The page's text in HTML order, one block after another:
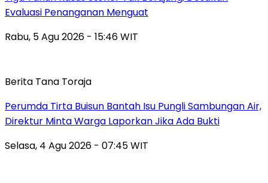
Evaluasi Penanganan Menguat
Rabu, 5 Agu 2026 - 15:46 WIT
Berita Tana Toraja
Perumda Tirta Buisun Bantah Isu Pungli Sambungan Air,
Direktur Minta Warga Laporkan Jika Ada Bukti
Selasa, 4 Agu 2026 - 07:45 WIT